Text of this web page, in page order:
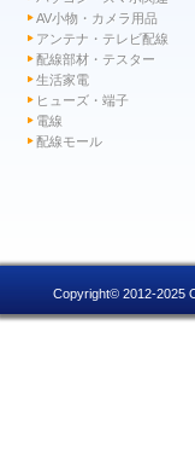
AV小物・カメラ用品
アンテナ・テレビ配線
配線部材・テスター
生活家電
ヒューズ・端子
電線
配線モール
Copyright© 2012-2025